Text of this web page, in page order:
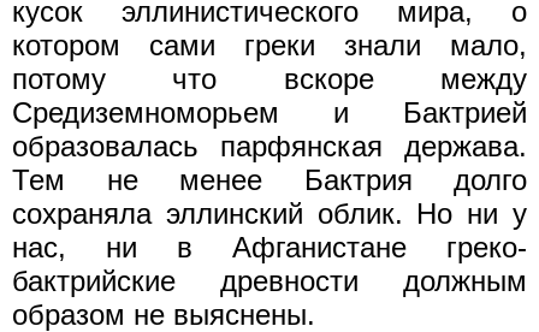
кусок эллинистического мира, о
котором сами греки знали мало,
потому что вскоре между
Средиземноморьем и Бактрией
образовалась парфянская держава.
Тем не менее Бактрия долго
сохраняла эллинский облик. Но ни у
нас, ни в Афганистане греко-
бактрийские древности должным
образом не выяснены.